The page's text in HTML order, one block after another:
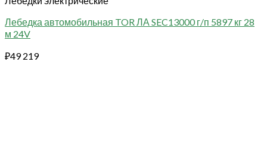
Лебедка автомобильная TOR ЛА SEC13000 г/п 5897 кг 28
м 24V
₽49 219